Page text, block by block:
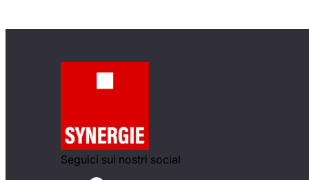
Seguici sui nostri social